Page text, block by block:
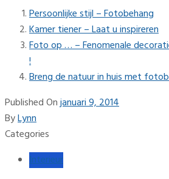
Persoonlijke stijl – Fotobehang
Kamer tiener – Laat u inspireren
Foto op … – Fenomenale
!
Breng de natuur in huis met
Published Onjanuari 9, 2014
ByLynn
Categories
Interieur